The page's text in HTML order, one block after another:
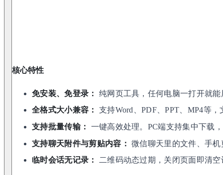
核心特性
免安装、免登录：
纯网页工具，任何电脑一打开就能
全格式大小兼容：
支持Word、PDF、PPT、MP4等
支持批量传输：
一键高效处理。PC端支持集中下载
支持聊天附件与剪贴内容： 微信聊天里的文件、手
临时会话无记录：
二维码动态过期，关闭页面即清